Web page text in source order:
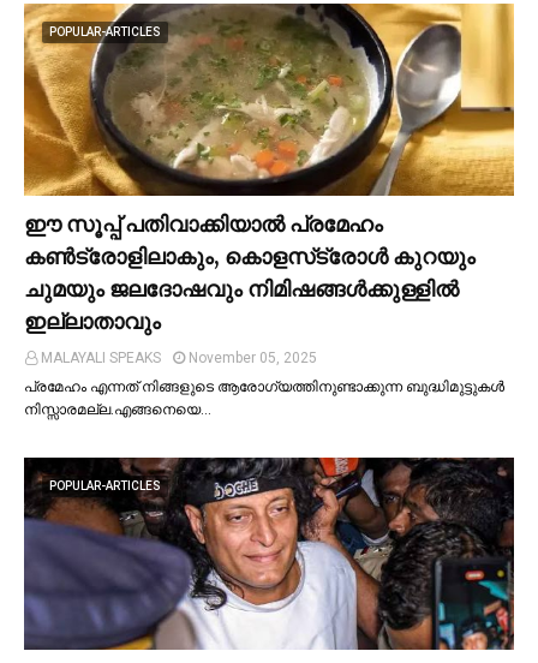
POPULAR-ARTICLES
ഈ സൂപ്പ് പതിവാക്കിയാല്‍ പ്രമേഹം
കണ്‍ട്രോളിലാകും, കൊളസ്‌ട്രോള്‍ കുറയും
ചുമയും ജലദോഷവും നിമിഷങ്ങള്‍ക്കുള്ളില്‍
ഇല്ലാതാവും
MALAYALI SPEAKS
November 05, 2025
പ്രമേഹം എന്നത് നിങ്ങളുടെ ആരോഗ്യത്തിനുണ്ടാക്കുന്ന ബുദ്ധിമുട്ടുകള്‍
നിസ്സാരമല്ല.എങ്ങനെയെ…
POPULAR-ARTICLES